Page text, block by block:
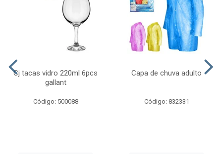
Cj tacas vidro 220ml 6pcs
gallant
Código: 500088
Capa de chuva adulto
Código: 832331